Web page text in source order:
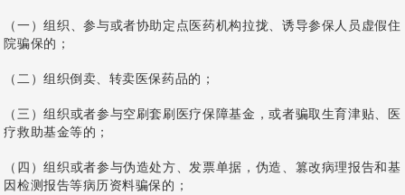
（一）组织、参与或者协助定点医药机构拉拢、诱导参保人员虚假住
院骗保的；
（二）组织倒卖、转卖医保药品的；
（三）组织或者参与空刷套刷医疗保障基金，或者骗取生育津贴、医
疗救助基金等的；
（四）组织或者参与伪造处方、发票单据，伪造、篡改病理报告和基
因检测报告等病历资料骗保的；